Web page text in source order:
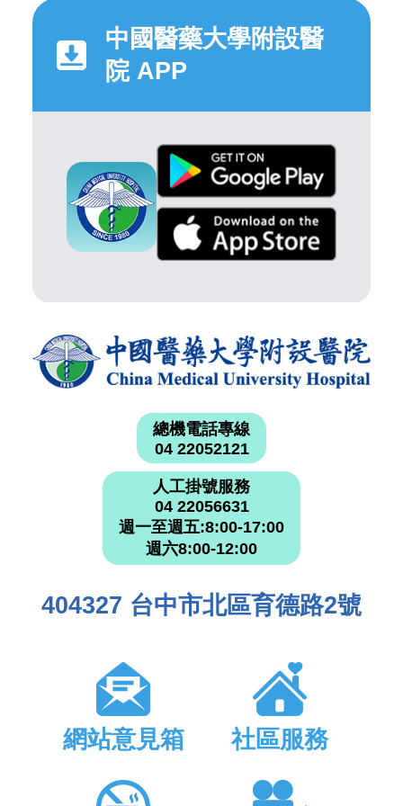
中國醫藥大學附設醫
院 APP
總機電話專線
04 22052121
人工掛號服務
04 22056631
週一至週五:8:00-17:00
週六8:00-12:00
404327 台中市北區育德路2號
網站意見箱 社區服務